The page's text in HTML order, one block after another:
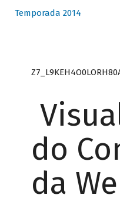
Temporada 2014
do
da